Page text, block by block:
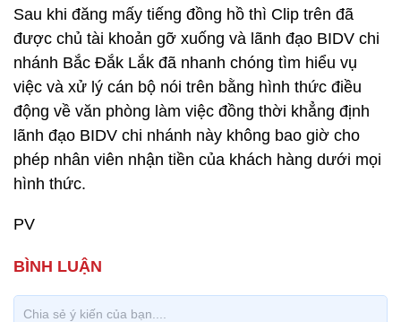
Sau khi đăng mấy tiếng đồng hồ thì Clip trên đã
được chủ tài khoản gỡ xuống và lãnh đạo BIDV chi
nhánh Bắc Đắk Lắk đã nhanh chóng tìm hiểu vụ
việc và xử lý cán bộ nói trên bằng hình thức điều
động về văn phòng làm việc đồng thời khẳng định
lãnh đạo BIDV chi nhánh này không bao giờ cho
phép nhân viên nhận tiền của khách hàng dưới mọi
hình thức.
PV